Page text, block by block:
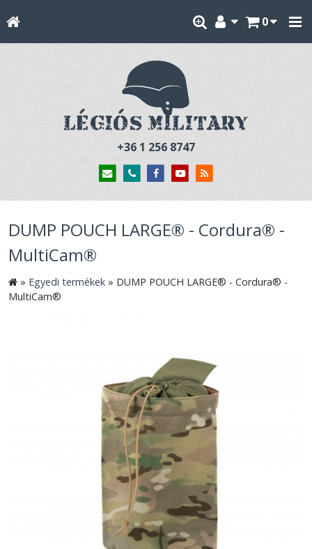
0
+36 1 256 8747
DUMP POUCH LARGE® - Cordura® -
MultiCam®
» Egyedi termékek » DUMP POUCH LARGE® - Cordura® -
MultiCam®